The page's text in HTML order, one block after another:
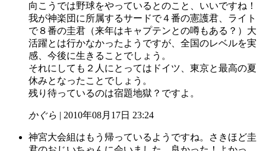
向こうでは野球をやっているとのこと、いいですね！
我が神楽団に所属するサードで４番の憲護君、ライト
で８番の圭君（来年はキャプテンとの噂もある？）大
活躍とは行かなかったようですが、全国のレベルを実
感、今後に生きることでしょう。
それにしても２人にとってはドイツ、東京と最高の夏
休みとなったことでしょう。
残り待っているのは宿題地獄？ですよ。
かぐら | 2010年08月17日 23:24
神宮大会組はもう帰っているようですね。さきほど圭